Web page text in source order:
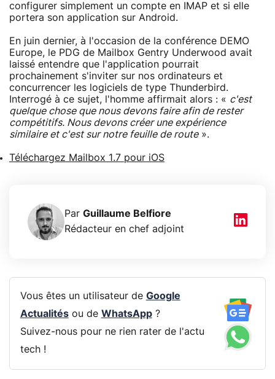
configurer simplement un compte en IMAP et si elle
portera son application sur Android.
En juin dernier, à l'occasion de la conférence DEMO
Europe, le PDG de Mailbox Gentry Underwood avait
laissé entendre que l'application pourrait
prochainement s'inviter sur nos ordinateurs et
concurrencer les logiciels de type Thunderbird.
Interrogé à ce sujet, l'homme affirmait alors : « c'est
quelque chose que nous devons faire afin de rester
compétitifs. Nous devons créer une expérience
similaire et c'est sur notre feuille de route».
Téléchargez Mailbox 1.7 pour iOS
Par Guillaume Belfiore
Rédacteur en chef adjoint
Vous êtes un utilisateur de Google
Actualitésou de WhatsApp?
Suivez-nous pour ne rien rater de l'actu
tech !